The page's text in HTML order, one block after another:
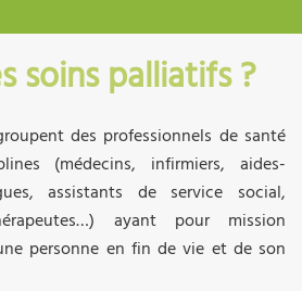
soins palliatifs ?
des professionnels de santé
(médecins, infirmiers, aides-
assistants de service social,
ayant pour mission
personne en fin de vie et de son